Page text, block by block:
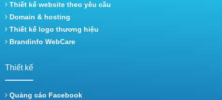
Thiết kế website theo yêu cầu
Domain & hosting
Thiết kế logo thương hiệu
Brandinfo WebCare
Thiết kế
Quảng cáo Facebook